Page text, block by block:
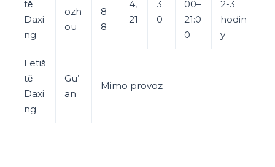
tě
Daxi
ng
ozh
ou
8
8
4,
21
3
0
00–
21:0
0
2-3
hodin
y
Letiš
tě
Daxi
ng
Gu’
an
Mimo provoz